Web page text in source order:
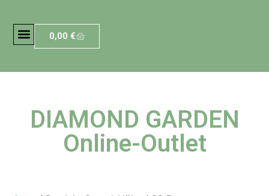
0,00€
DIAMOND GARDEN
Online-Outlet